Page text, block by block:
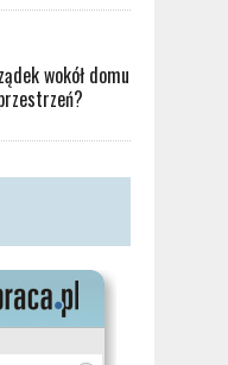
wokół domu